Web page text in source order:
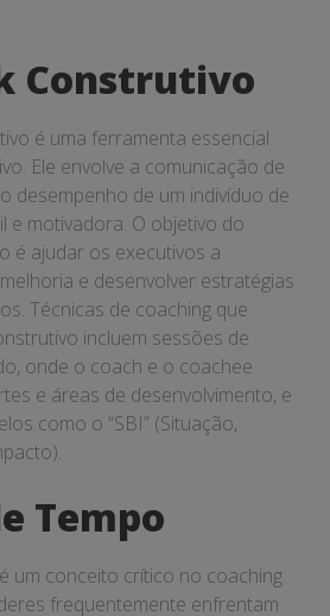
Construtivo
é uma ferramenta essencial
Ele envolve a comunicação de
desempenho de um indivíduo de
e motivadora. O objetivo do
é ajudar os executivos a
e desenvolver estratégias
Técnicas de coaching que
incluem sessões de
onde o coach e o coachee
e áreas de desenvolvimento, e
como o “SBI” (Situação,
Tempo
um conceito crítico no coaching
frequentemente enfrentam